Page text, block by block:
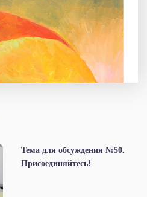
Тема для обсуждения №50.
Присоединяйтесь!